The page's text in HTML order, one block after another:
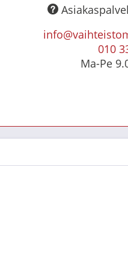
010
Ma-Pe